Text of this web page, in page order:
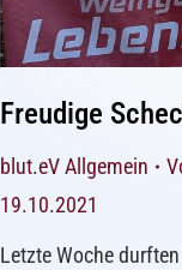
Freudige
blut.eV Allgemein
19.10.2021
Letzte Woche